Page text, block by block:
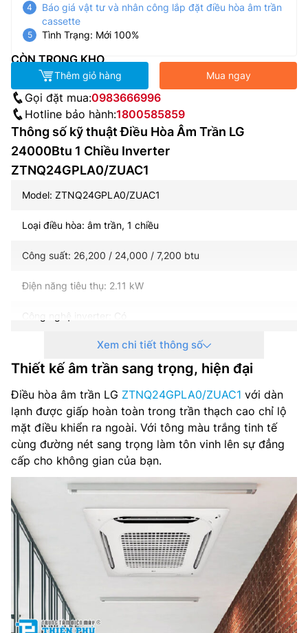
Báo giá vật tư và nhân công lắp đặt điều hòa âm trần
cassette
Tình Trạng: Mới 100%
CÒN TRONG KHO
Thêm giỏ hàng Mua ngay
Gọi đặt mua:0983666996
Hotline bảo hành:1800585859
Thông số kỹ thuật Điều Hòa Âm Trần LG
24000Btu 1 Chiều Inverter
ZTNQ24GPLA0/ZUAC1
Model: ZTNQ24GPLA0/ZUAC1
Loại điều hòa: âm trần, 1 chiều
Công suất: 26,200 / 24,000 / 7,200 btu
Điện năng tiêu thụ: 2.11 kW
Công nghệ inverter: Có
Môi chất lạnh: R32
Nguồn điện: 1 pha, 220-240 V, 50-60 Hz
Kích thước dàn lạnh: 840 x 204 x 840 mm
Trọng lượng dàn lạnh: 19.5 kg
Kích thước mặt nạ: 950 x 35 x 950 mm
Kích thước dàn nóng: 870 x 650 x 330 mm
Trọn lượng dàn nóng: 41.5 kg
Ống kết nối(lỏng/khí): Ø9.52/ Ø 15.88
Hãng sản xuất: LG
Xem chi tiết thông số
Thiết kế âm trần sang trọng, hiện đại
Điều hòa âm trần LG ZTNQ24GPLA0/ZUAC1 với dàn
lạnh được giấp hoàn toàn trong trần thạch cao chỉ lộ
mặt điều khiển ra ngoài. Với tông màu trắng tinh tế
cùng đường nét sang trọng làm tôn vinh lên sự đẳng
cấp cho không gian của bạn.